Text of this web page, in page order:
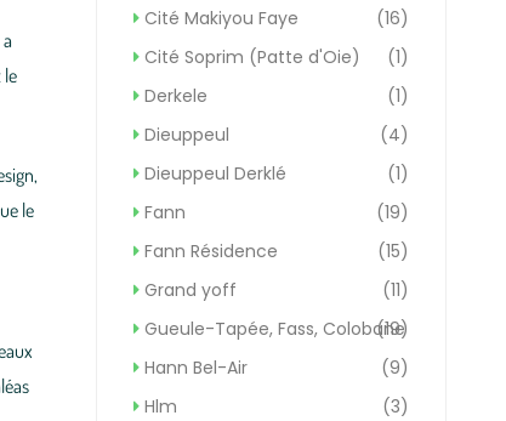
le
,
le
Cité Makiyou Faye
(16)
Cité Soprim (Patte d'Oie)
(1)
Derkele
(1)
Dieuppeul
(4)
Dieuppeul Derklé
(1)
Fann
(19)
Fann Résidence
(15)
Grand yoff
(11)
Gueule-Tapée, Fass, Colobane
(19)
Hann Bel-Air
(9)
Hlm
(3)